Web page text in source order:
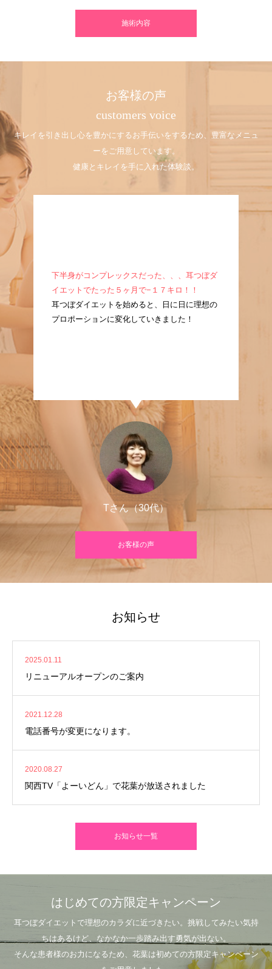
施術内容
お客様の声
customers voice
キレイを引き出し心を豊かにするお手伝いをするため、豊富なメニュ
ーをご用意しています。
健康とキレイを手に入れた体験談。
つ
痩
下半身がコンプレックスだった、、、耳つぼダ
イエットでたった５ヶ月で−１７キロ！！
耳つぼダイエットを始めると、日に日に理想の
プロポーションに変化していきました！
Tさん（30代）
お客様の声
お知らせ
2025.01.11
リニューアルオープンのご案内
2021.12.28
電話番号が変更になります。
2020.08.27
関西TV「よーいどん」で花葉が放送されました
お知らせ一覧
はじめての方限定キャンペーン
耳つぼダイエットで理想のカラダに近づきたい。挑戦してみたい気持
ちはあるけど、なかなか一歩踏み出す勇気が出ない。
そんな患者様のお力になるため、花葉は初めての方限定キャンペーン